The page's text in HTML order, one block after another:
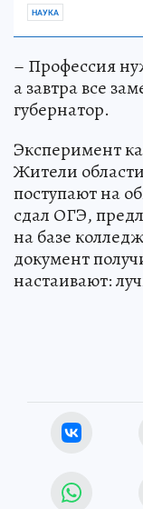
НАУКА
– Профессия
а завтра все
губернатор.
Эксперимент
Жители
поступают на
сдал ОГЭ,
на базе
документ
настаивают: